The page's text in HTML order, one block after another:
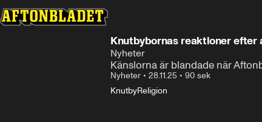
Knutbybornas reaktioner efter
Nyheter
Känslorna är blandade när
Nyheter • 28.11.25 • 90 sek
KnutbyReligion